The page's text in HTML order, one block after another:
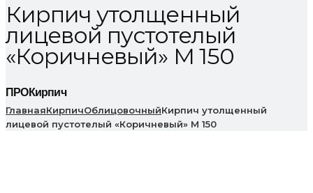
Кирпич утолщенный
лицевой пустотелый
«Коричневый» М 150
ПРОКирпич
ГлавнаяКирпичОблицовочныйКирпич утолщенный
лицевой пустотелый «Коричневый» М 150